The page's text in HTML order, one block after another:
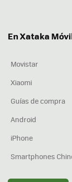
En Xataka
Movistar
Xiaomi
Guías de compra
Android
iPhone
Smartphones